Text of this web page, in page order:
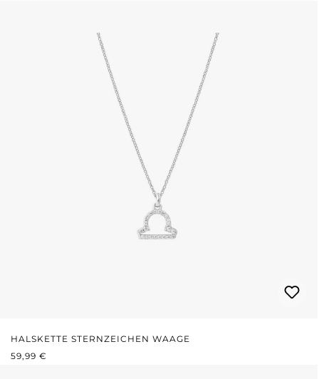
HALSKETTE STERNZEICHEN WAAGE
REGULÄRER PREIS:
59,99 €